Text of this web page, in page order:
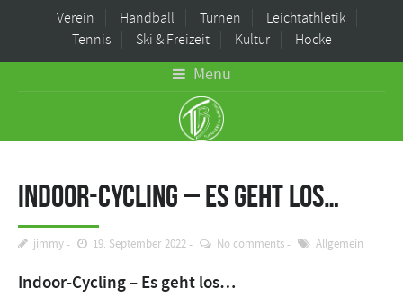
Verein Handball Turnen
Leichtathletik
Tennis
Ski & Freizeit Kultur Hocke
Menu
Indoor-Cycling – Es geht los…
jimmy 19. September 2022 No comments Allgemein
Indoor-Cycling – Es geht los…